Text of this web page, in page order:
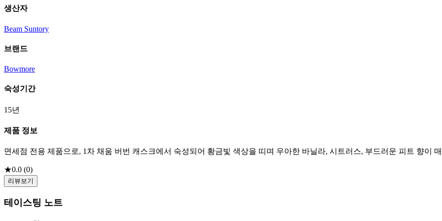
생산자
Beam Suntory
브랜드
Bowmore
숙성기간
15년
제품 정보
면세점 전용 제품으로, 1차 채움 버번 캐스크에서 숙성되어 황금빛 색상을 띠며 우아한 바닐라, 시트러스, 부드러운 피트 향이
★0.0 (0)
리뷰보기
테이스팅 노트